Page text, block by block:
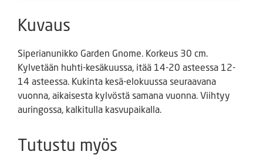
Kuvaus
Siperianunikko Garden Gnome. Korkeus 30 cm.
Kylvetään huhti-kesäkuussa, itää 14-20 asteessa 12-
14 asteessa. Kukinta kesä-elokuussa seuraavana
vuonna, aikaisesta kylvöstä samana vuonna. Viihtyy
auringossa, kalkitulla kasvupaikalla.
Tutustu myös